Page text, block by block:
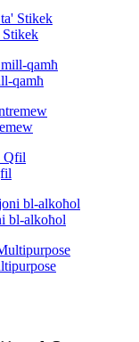
Stikek
qamħ
bl-alkoħol